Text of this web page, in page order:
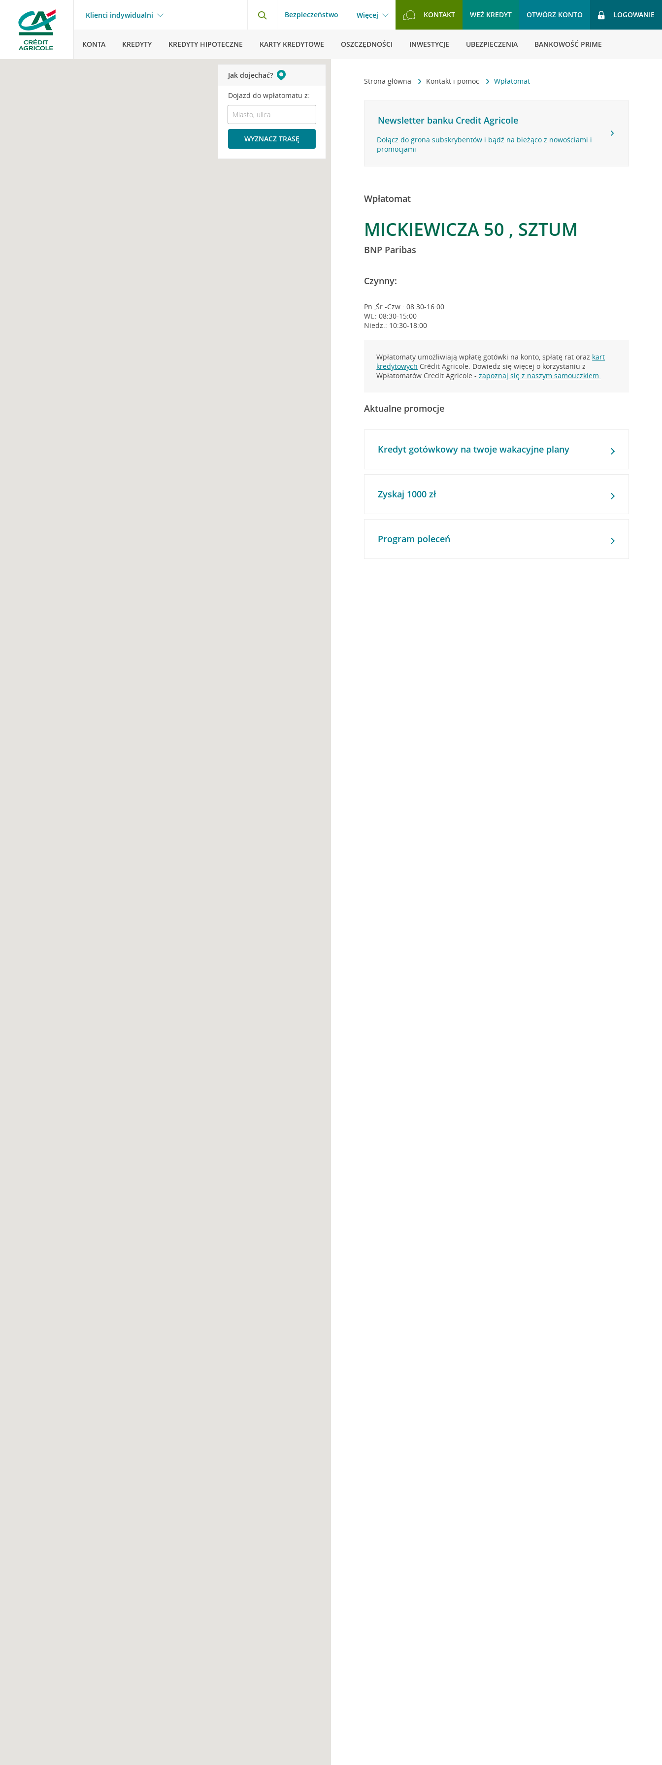
Klienci indywidualni Bezpieczeństwo Więcej KONTAKT WEŹ KREDYT OTWÓRZ KONTO LOGOWANIE
KONTA KREDYTY KREDYTY HIPOTECZNE KARTY KREDYTOWE OSZCZĘDNOŚCI INWESTYCJE UBEZPIECZENIA BANKOWOŚĆ PRIME
Strona główna Kontakt i pomoc Wpłatomat
Newsletter banku Credit Agricole
Dołącz do grona subskrybentów i bądź na bieżąco z nowościami i
promocjami
Wpłatomat
MICKIEWICZA 50 , SZTUM
BNP Paribas
Czynny:
Pn.,Śr.-Czw.: 08:30-16:00
Wt.: 08:30-15:00
Niedz.: 10:30-18:00
Wpłatomaty umożliwiają wpłatę gotówki na konto, spłatę rat oraz kart
kredytowych Crédit Agricole. Dowiedz się więcej o korzystaniu z
Wpłatomatów Credit Agricole -zapoznaj się z naszym samouczkiem.
Aktualne promocje
Kredyt gotówkowy na twoje wakacyjne plany
Zyskaj 1000 zł
Program poleceń
Jak dojechać?
Dojazd do wpłatomatu z:
WYZNACZ TRASĘ